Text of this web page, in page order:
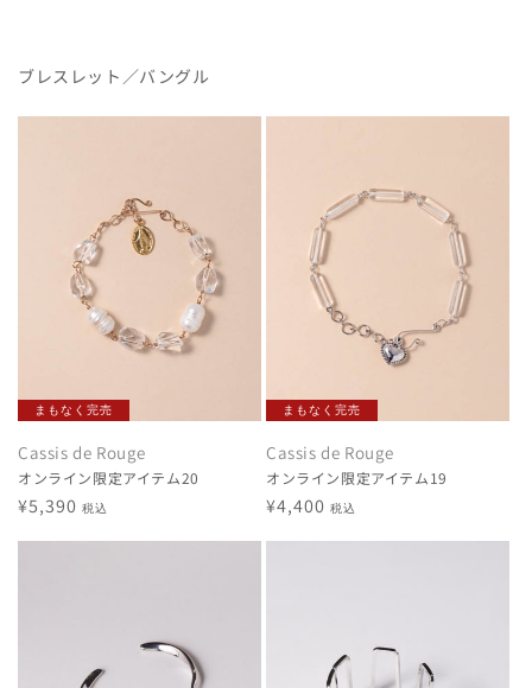
ブレスレット／バングル
まもなく完売
Cassis de Rouge
オンライン限定アイテム20
通
¥5,390 税込
まもなく完売
Cassis de Rouge
オンライン限定アイテム19
通
¥4,400 税込